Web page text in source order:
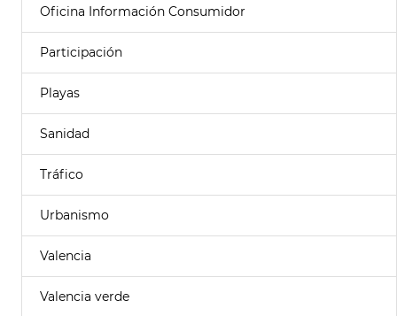
Oficina Información Consumidor
Participación
Playas
Sanidad
Tráfico
Urbanismo
Valencia
Valencia verde